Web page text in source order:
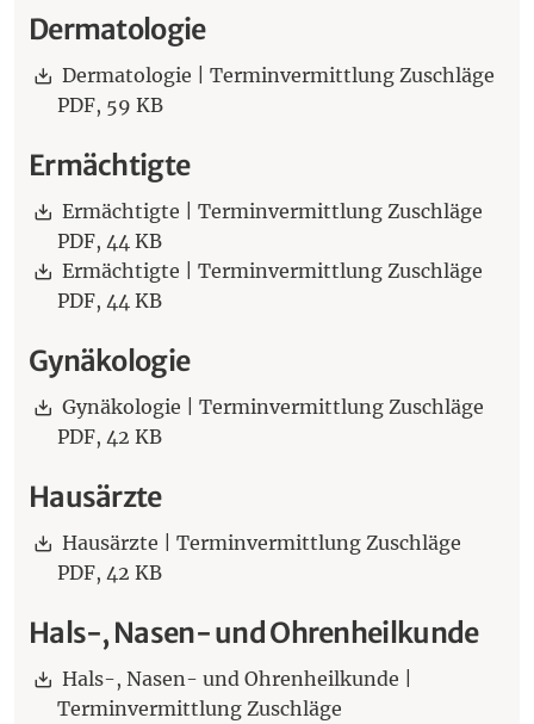
Dermatologie
Download:
Dermatologie | Terminvermittlung Zuschläge
PDF, 59 KB
Ermächtigte
Download:
Ermächtigte | Terminvermittlung Zuschläge
PDF, 44 KB
Download:
Ermächtigte | Terminvermittlung Zuschläge
PDF, 44 KB
Gynäkologie
Download:
Gynäkologie | Terminvermittlung Zuschläge
PDF, 42 KB
Hausärzte
Download:
Hausärzte | Terminvermittlung Zuschläge
PDF, 42 KB
Hals-, Nasen- und Ohrenheilkunde
Download:
Hals-, Nasen- und Ohrenheilkunde |
Terminvermittlung Zuschläge